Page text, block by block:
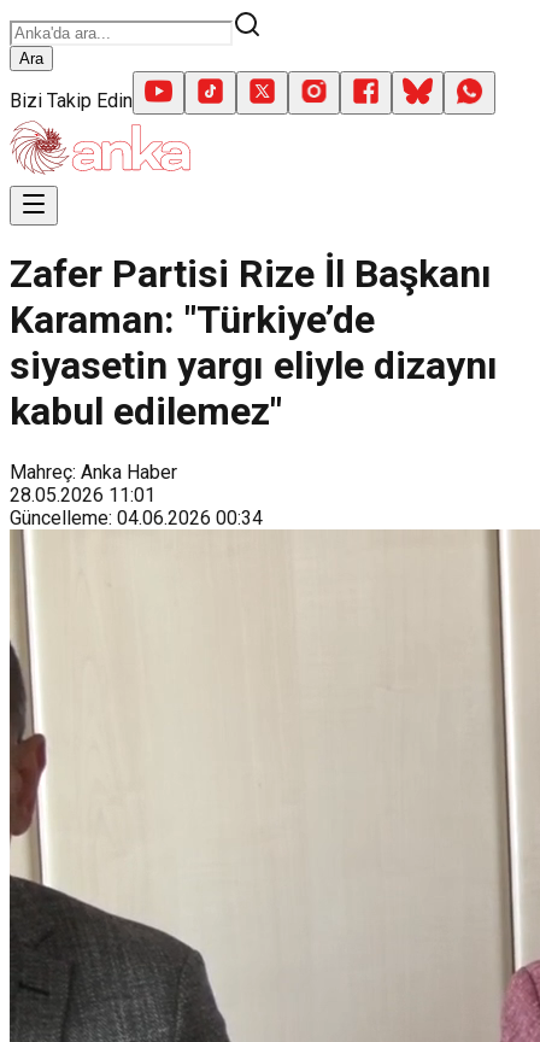
Ara
Bizi Takip Edin
Zafer Partisi Rize İl Başkanı
Karaman: "Türkiye’de
siyasetin yargı eliyle dizaynı
kabul edilemez"
Mahreç: Anka Haber
28.05.2026 11:01
Güncelleme: 04.06.2026 00:34